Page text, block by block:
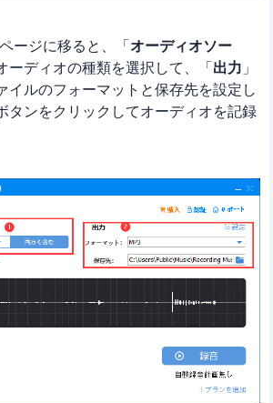
ージに移ると、「オーディオソー
ーディオの種類を選択して、「出力 」
イルのフォーマットと保存先を設定し
タンをクリックしてオーディオを記録